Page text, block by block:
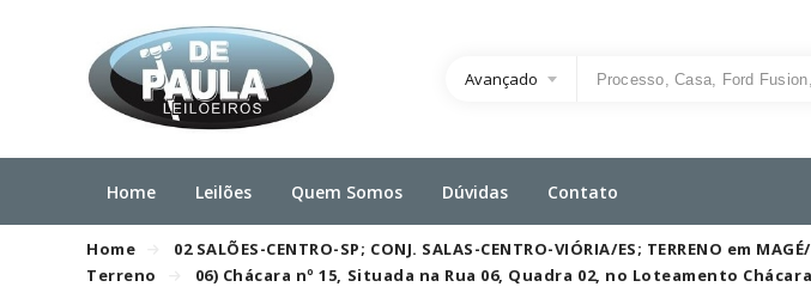
Avançado
Home Leilões Quem Somos Dúvidas Contato
Home 02 SALÕES-CENTRO-SP; CONJ. SALAS-CENTRO-VIÓRIA/ES; TERRENO em
Terreno
06) Chácara nº 15, Situada na Rua 06, Quadra 02, no Loteamento